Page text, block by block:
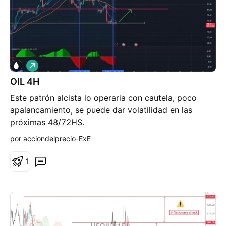
riesgo de perder su dinero. Por favor, consulte
nuestro aviso de riesgo completo en nuestro sitio
web.
OIL 4H
Este patrón alcista lo operaria con cautela, poco
apalancamiento, se puede dar volatilidad en las
próximas 48/72HS.
L
a
r
o
por acciondelprecio-ExE
1